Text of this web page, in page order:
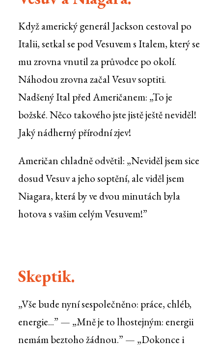
Když americký generál Jackson cestoval po
Italii, setkal se pod Vesuvem s Italem, který se
mu zrovna vnutil za průvodce po okolí.
Náhodou zrovna začal Vesuv soptiti.
Nadšený Ital před Američanem: „To je
božské. Něco takového jste jistě ještě neviděl!
Jaký nádherný přírodní zjev!
Američan chladně odvětil: „Neviděl jsem sice
dosud Vesuv a jeho soptění, ale viděl jsem
Niagara, která by ve dvou minutách byla
hotova s vašim celým Vesuvem!”
Skeptik.
„Vše bude nyní sespolečněno: práce, chléb,
energie...” — „Mně je to lhostejným: energii
nemám beztoho žádnou.” — „Dokonce i